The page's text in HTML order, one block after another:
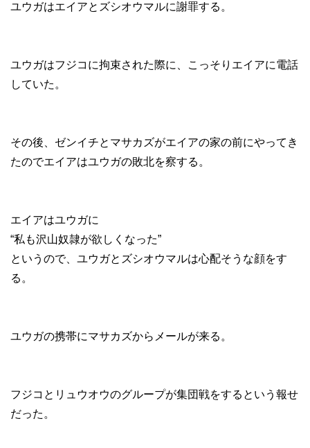
ユウガはエイアとズシオウマルに謝罪する。
ユウガはフジコに拘束された際に、こっそりエイアに電話
していた。
その後、ゼンイチとマサカズがエイアの家の前にやってき
たのでエイアはユウガの敗北を察する。
エイアはユウガに
“私も沢山奴隷が欲しくなった”
というので、ユウガとズシオウマルは心配そうな顔をす
る。
ユウガの携帯にマサカズからメールが来る。
フジコとリュウオウのグループが集団戦をするという報せ
だった。